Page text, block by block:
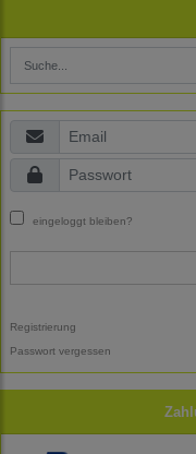
eingeloggt bleiben?
Registrierung
Passwort vergessen